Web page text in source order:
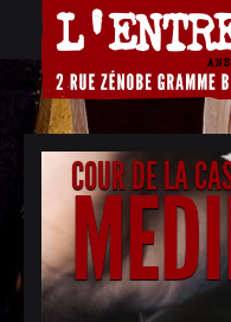
COUR DE LA